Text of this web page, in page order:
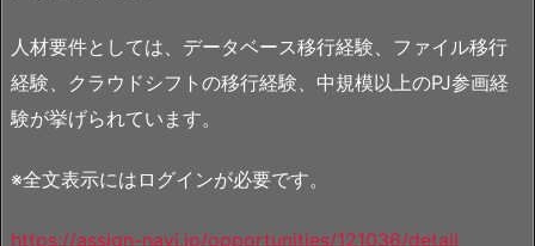
人材要件としては、データベース移行経験、ファイル移行
経験、クラウドシフトの移行経験、中規模以上のPJ参画経
験が挙げられています。
※全文表示にはログインが必要です。
https://assign-navi.jp/opportunities/121036/detail